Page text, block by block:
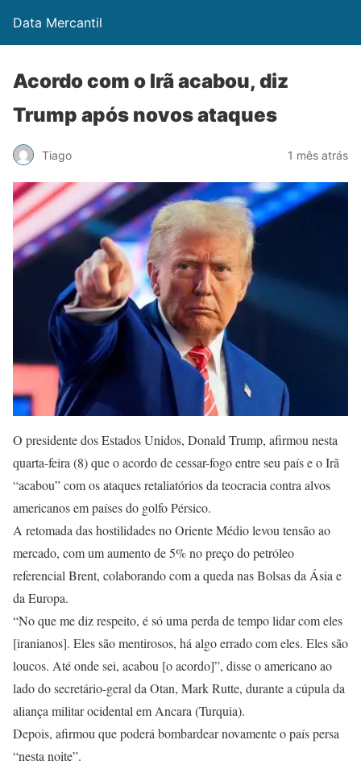
Data Mercantil
Acordo com o Irã acabou, diz
Trump após novos ataques
Tiago 1 mês atrás
O presidente dos Estados Unidos, Donald Trump, afirmou nesta
quarta-feira (8) que o acordo de cessar-fogo entre seu país e o Irã
“acabou” com os ataques retaliatórios da teocracia contra alvos
americanos em países do golfo Pérsico.
A retomada das hostilidades no Oriente Médio levou tensão ao
mercado, com um aumento de 5% no preço do petróleo
referencial Brent, colaborando com a queda nas Bolsas da Ásia e
da Europa.
“No que me diz respeito, é só uma perda de tempo lidar com eles
[iranianos]. Eles são mentirosos, há algo errado com eles. Eles são
loucos. Até onde sei, acabou [o acordo]”, disse o americano ao
lado do secretário-geral da Otan, Mark Rutte, durante a cúpula da
aliança militar ocidental em Ancara (Turquia).
Depois, afirmou que poderá bombardear novamente o país persa
“nesta noite”.